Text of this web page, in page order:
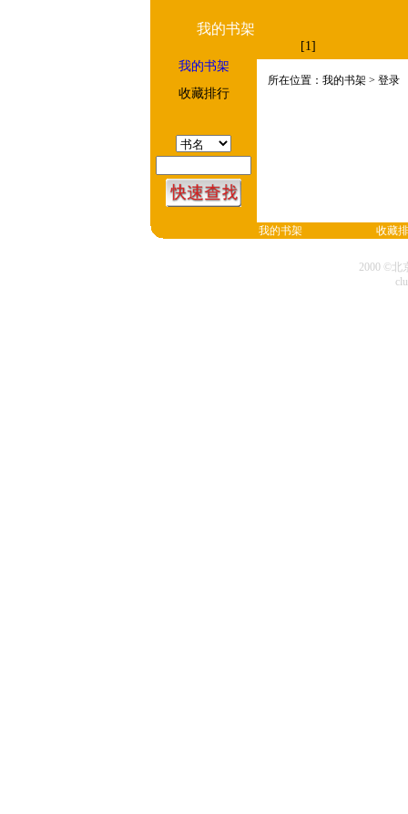
我的书架
[1]
我的书架
收藏排行
所在位置：我的书架 > 登录
我的书架 收藏
2000 ©北